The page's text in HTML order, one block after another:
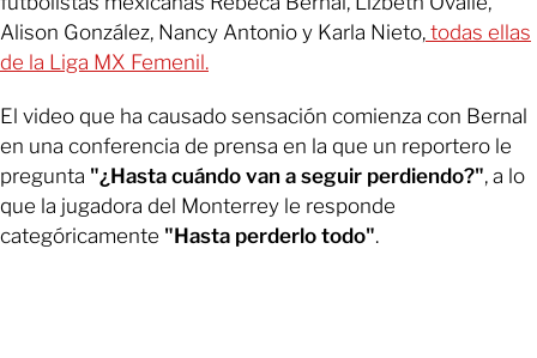
Alison González, Nancy Antonio y Karla Nieto, todas ellas
de la Liga MX Femenil.
El video que ha causado sensación comienza con Bernal
en una conferencia de prensa en la que un reportero le
pregunta "¿Hasta cuándo van a seguir perdiendo?", a lo
que la jugadora del Monterrey le responde
categóricamente "Hasta perderlo todo".